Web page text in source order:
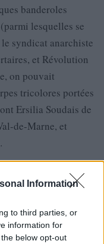
Information
to third parties, or
information for
below opt-out
banderoles
lesquelles se
syndicat anarchiste
et Révolution
on pouvait
tricolores portées
Ersilia Soudais de
de-Marne, et
« Israël, pars ».
la foule à
européennes. Un
avait été